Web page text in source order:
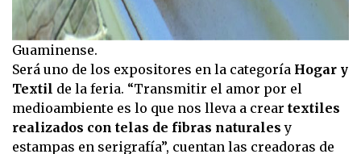
Guaminense.
Será uno de los expositores en la categoría Hogar y
Textil de la feria. “Transmitir el amor por el
medioambiente es lo que nos lleva a crear textiles
realizados con telas de fibras naturalesy
estampas en serigrafía”, cuentan las creadoras de